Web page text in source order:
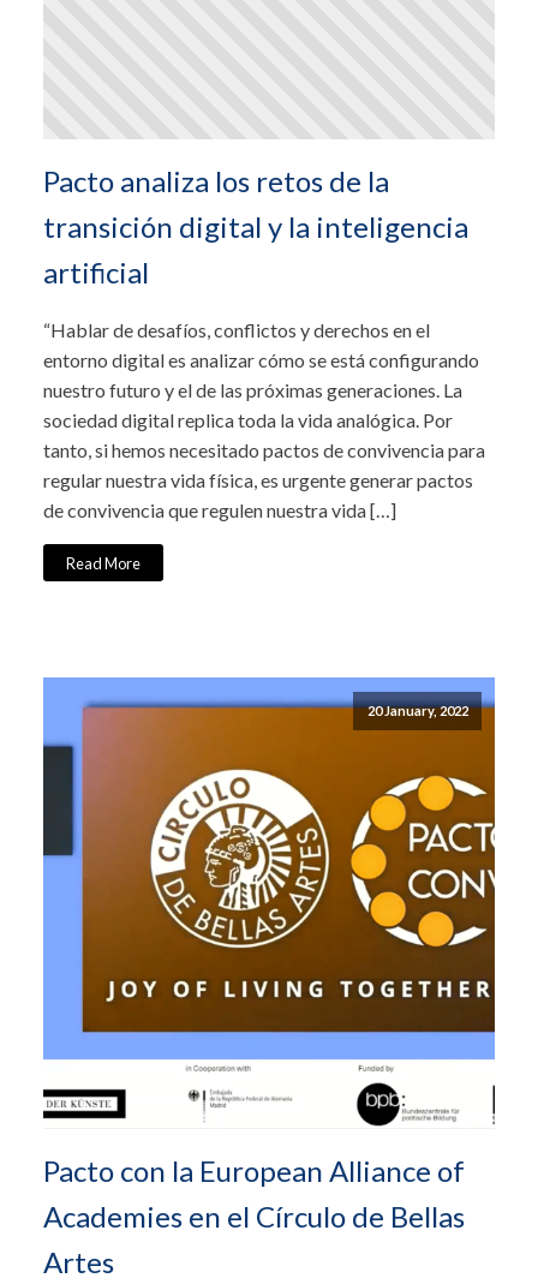
Pacto analiza los retos de la
transición digital y la inteligencia
artificial
“Hablar de desafíos, conflictos y derechos en el
entorno digital es analizar cómo se está configurando
nuestro futuro y el de las próximas generaciones. La
sociedad digital replica toda la vida analógica. Por
tanto, si hemos necesitado pactos de convivencia para
regular nuestra vida física, es urgente generar pactos
de convivencia que regulen nuestra vida […]
Read More
20 January, 2022
Pacto con la European Alliance of
Academies en el Círculo de Bellas
Artes